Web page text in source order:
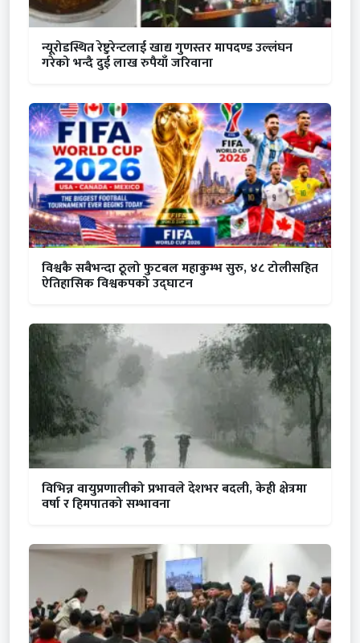
न्यूरोडस्थित रेष्टुरेन्टलाई खाद्य गुणस्तर मापदण्ड उल्लंघन
गरेको भन्दै दुई लाख रुपैयाँ जरिवाना
विश्वकै सबैभन्दा ठूलो फुटबल महाकुम्भ सुरु, ४८ टोलीसहित
ऐतिहासिक विश्वकपको उद्घाटन
विभिन्न वायुप्रणालीको प्रभावले देशभर बदली, केही क्षेत्रमा
वर्षा र हिमपातको सम्भावना